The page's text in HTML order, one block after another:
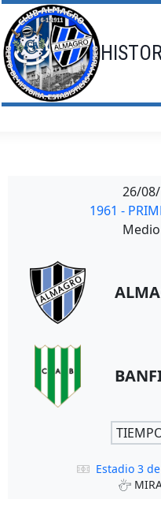
Saltar
al
contenido
26/
1961 -
Estadio 3 de